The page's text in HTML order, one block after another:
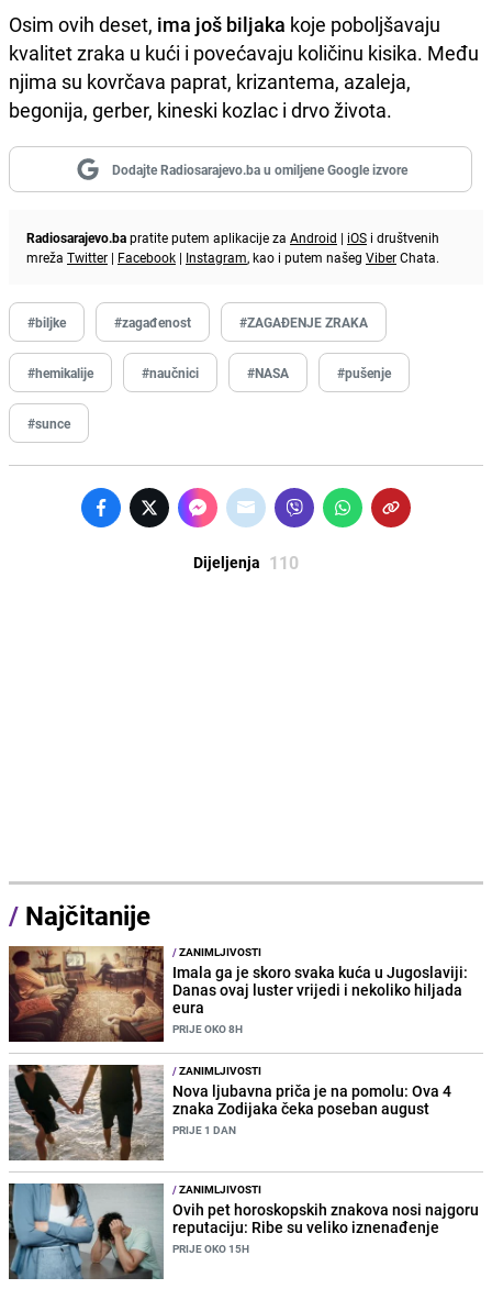
Osim ovih deset, ima još biljaka koje poboljšavaju
kvalitet zraka u kući i povećavaju količinu kisika. Među
njima su kovrčava paprat, krizantema, azaleja,
begonija, gerber, kineski kozlac i drvo života.
Dodajte Radiosarajevo.ba u omiljene Google izvore
Radiosarajevo.bapratite putem aplikacije za Android | iOS i društvenih
mreža Twitter | Facebook | Instagram, kao i putem našeg ViberChata.
#biljke #zagađenost #ZAGAĐENJE ZRAKA
#hemikalije #naučnici #NASA #pušenje
#sunce
Dijeljenja 110
/ Najčitanije
/ZANIMLJIVOSTI
Imala ga je skoro svaka kuća u Jugoslaviji:
Danas ovaj luster vrijedi i nekoliko hiljada
eura
PRIJE OKO 8H
/ZANIMLJIVOSTI
Nova ljubavna priča je na pomolu: Ova 4
znaka Zodijaka čeka poseban august
PRIJE 1 DAN
/ZANIMLJIVOSTI
Ovih pet horoskopskih znakova nosi najgoru
reputaciju: Ribe su veliko iznenađenje
PRIJE OKO 15H